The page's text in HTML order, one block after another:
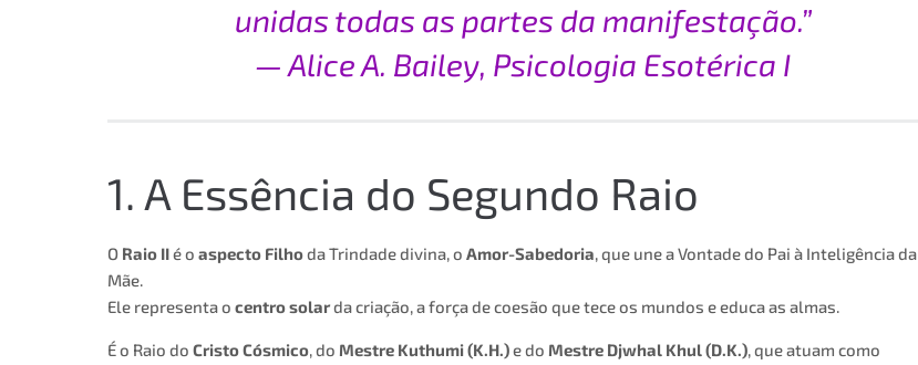
unidas todas as partes da manifestação.”
— Alice A. Bailey, Psicologia Esotérica I
1. A Essência do Segundo Raio
O Raio IIé o aspecto Filhoda Trindade divina, o Amor-Sabedoria, que une a Vontade do Pai à Inteligência da
Mãe.
Ele representa o centro solarda criação, a força de coesão que tece os mundos e educa as almas.
É o Raio do Cristo Cósmico, do Mestre Kuthumi (K.H.)e do Mestre Djwhal Khul (D.K.), que atuam como